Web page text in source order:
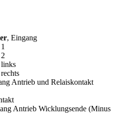
, Eingang
links
Antrieb und Relaiskontakt
Antrieb Wicklungsende (Minus